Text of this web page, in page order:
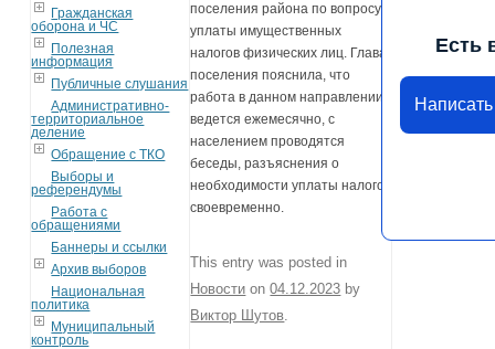
Гражданская
оборона и ЧС
Полезная
информация
Публичные слушания
Административно-
территориальное
деление
Обращение с ТКО
Выборы и
референдумы
Работа с
обращениями
Баннеры и ссылки
Архив выборов
Национальная
политика
Муниципальный
контроль
поселения района по вопросу
уплаты имущественных
налогов физических лиц. Глава
поселения пояснила, что
работа в данном направлении
ведется ежемесячно, с
населением проводятся
беседы, разъяснения о
необходимости уплаты налогов
своевременно.
This entry was posted in
Новости on04.12.2023 by
Виктор Шутов
Есть